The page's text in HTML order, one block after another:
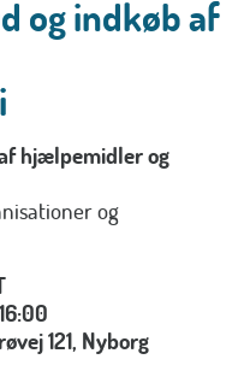
og indkøb af
hjælpemidler og
og
121, Nyborg